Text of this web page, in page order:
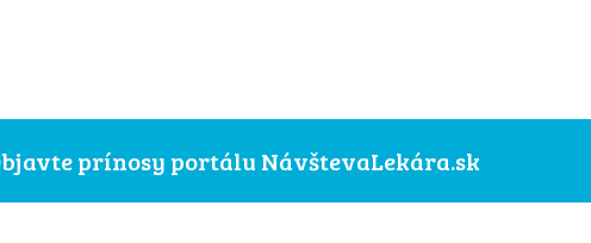
prínosy portálu NávštevaLekára.sk